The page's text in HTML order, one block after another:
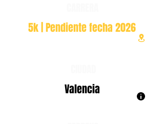
5k | Pendiente fecha 2026
Valencia